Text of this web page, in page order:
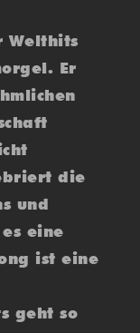
Welthits
Er
die
und
eine
ist eine
geht so